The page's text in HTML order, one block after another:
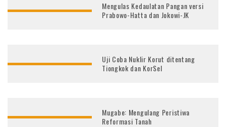
Mengulas Kedaulatan Pangan versi
Prabowo-Hatta dan Jokowi-JK
Uji Coba Nuklir Korut ditentang
Tiongkok dan KorSel
Mugabe: Mengulang Peristiwa
Reformasi Tanah